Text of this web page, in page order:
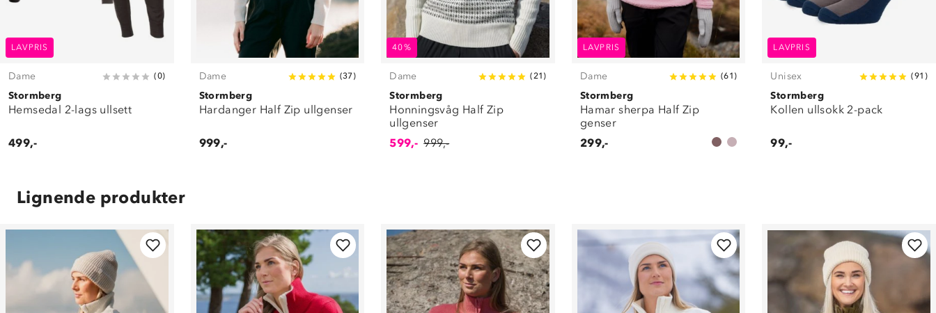
LAVPRIS
Dame (0)
Stormberg
Hemsedal 2-lags ullsett
499,-
Dame (37)
Stormberg
Hardanger Half Zip ullgenser
999,-
40%
Dame (21 )
Stormberg
Honningsvåg Half Zip
ullgenser
599,- 999,-
LAVPRIS
Dame (61 )
Stormberg
Hamar sherpa Half Zip
genser
299,-
LAVPRIS
Unisex (91 )
Stormberg
Kollen ullsokk 2-pack
99,-
Lignende produkter